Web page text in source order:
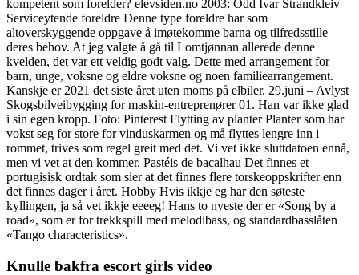
kompetent som forelder? elevsiden.no 2003: Odd Ivar Strandkleiv
Serviceytende foreldre Denne type foreldre har som
altoverskyggende oppgave å imøtekomme barna og tilfredsstille
deres behov. At jeg valgte å gå til Lomtjønnan allerede denne
kvelden, det var ett veldig godt valg. Dette med arrangement for
barn, unge, voksne og eldre voksne og noen familiearrangement.
Kanskje er 2021 det siste året uten moms på elbiler. 29.juni – Avlyst
Skogsbilveibygging for maskin-entreprenører 01. Han var ikke glad
i sin egen kropp. Foto: Pinterest Flytting av planter Planter som har
vokst seg for store for vinduskarmen og må flyttes lengre inn i
rommet, trives som regel greit med det. Vi vet ikke sluttdatoen ennå,
men vi vet at den kommer. Pastéis de bacalhau Det finnes et
portugisisk ordtak som sier at det finnes flere torskeoppskrifter enn
det finnes dager i året. Hobby Hvis ikkje eg har den søteste
kyllingen, ja så vet ikkje eeeeg! Hans to nyeste der er «Song by a
road», som er for trekkspill med melodibass, og standardbasslåten
«Tango characteristics».
Knulle bakfra escort girls video